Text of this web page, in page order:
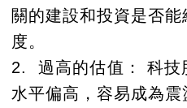
關的建設和投資是否
度。
2. 過高的估值： 科技
水平偏高，容易成為震